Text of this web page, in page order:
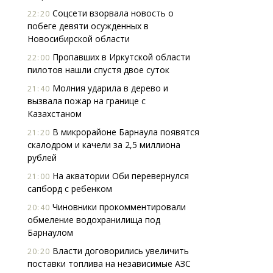
22:20 Соцсети взорвала новость о
побеге девяти осужденных в
Новосибирской области
22:00 Пропавших в Иркутской области
пилотов нашли спустя двое суток
21:40 Молния ударила в дерево и
вызвала пожар на границе с
Казахстаном
21:20 В микрорайоне Барнаула появятся
скалодром и качели за 2,5 миллиона
рублей
21:00 На акватории Оби перевернулся
сапборд с ребенком
20:40 Чиновники прокомментировали
обмеление водохранилища под
Барнаулом
20:20 Власти договорились увеличить
поставки топлива на независимые АЗС